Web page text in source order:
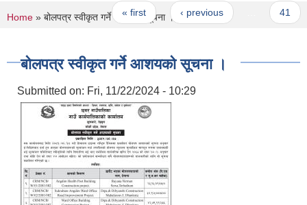
Pages
« first ‹ previous
You are here
Home » बोलपत्र स्वीकृत गर्ने आशयको सूचना ।
बोलपत्र स्वीकृत गर्ने आशयको सूचना ।
Submitted on: Fri, 11/22/2024 - 10:29